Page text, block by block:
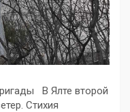
В Ялте второй
Стихия